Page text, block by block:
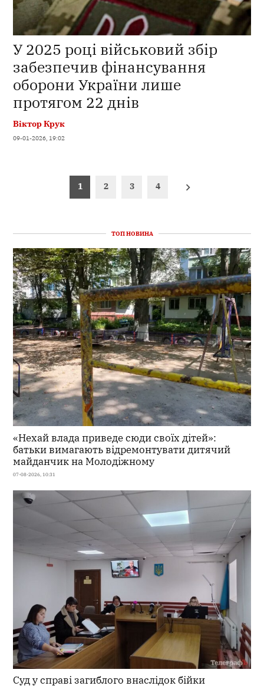
У 2025 році військовий збір
забезпечив фінансування
оборони України лише
протягом 22 днів
Віктор Крук
09-01-2026, 19:02
1 2 3 4
ТОП НОВИНА
«Нехай влада приведе сюди своїх дітей»:
батьки вимагають відремонтувати дитячий
майданчик на Молодіжному
07-08-2026, 10:31
Суд у справі загиблого внаслідок бійки